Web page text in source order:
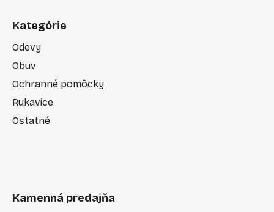
Kategórie
Odevy
Obuv
Ochranné pomôcky
Rukavice
Ostatné
Kamenná predajňa